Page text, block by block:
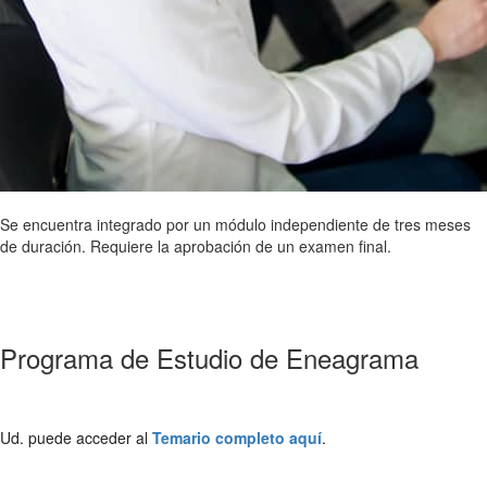
Se encuentra integrado por un módulo independiente de tres meses
de duración. Requiere la aprobación de un examen final.
Programa de Estudio de Eneagrama
Ud. puede acceder al Temario completo aquí.